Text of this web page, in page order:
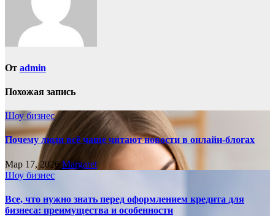
От admin
Похожая запись
Шоу бизнес
Почему люди всё чаще читают новости в онлайн-блогах
Мар 17, 2026Margaret
Шоу бизнес
Все, что нужно знать перед оформлением кредита для
бизнеса: преимущества и особенности